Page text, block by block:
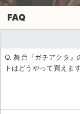
FAQ
Q. 舞台『ガチアクタ』
トはどうやって買えま